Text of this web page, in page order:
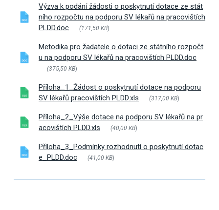
Výzva k podání žádosti o poskytnutí dotace ze stát
ního rozpočtu na podporu SV lékařů na pracovištích
PLDD.doc
(171,50 KB)
Metodika pro žadatele o dotaci ze státního rozpočt
u na podporu SV lékařů na pracovištích PLDD.doc
(375,50 KB)
Příloha_1_Žádost o poskytnutí dotace na podporu
SV lékařů pracovištích PLDD.xls
(317,00 KB)
Příloha_2_Výše dotace na podporu SV lékařů na pr
acovištích PLDD.xls
(40,00 KB)
Příloha_3_Podmínky rozhodnutí o poskytnutí dotac
e_PLDD.doc
(41,00 KB)